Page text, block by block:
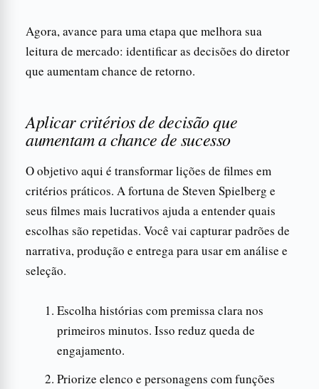
Agora, avance para uma etapa que melhora sua
leitura de mercado: identificar as decisões do diretor
que aumentam chance de retorno.
Aplicar critérios de decisão que
aumentam a chance de sucesso
O objetivo aqui é transformar lições de filmes em
critérios práticos. A fortuna de Steven Spielberg e
seus filmes mais lucrativos ajuda a entender quais
escolhas são repetidas. Você vai capturar padrões de
narrativa, produção e entrega para usar em análise e
seleção.
Escolha histórias com premissa clara nos
primeiros minutos. Isso reduz queda de
engajamento.
Priorize elenco e personagens com funções